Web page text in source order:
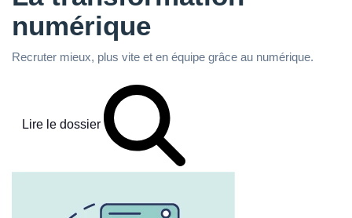
numérique
Recruter mieux, plus vite et en équipe grâce au numérique.
Lire le dossier